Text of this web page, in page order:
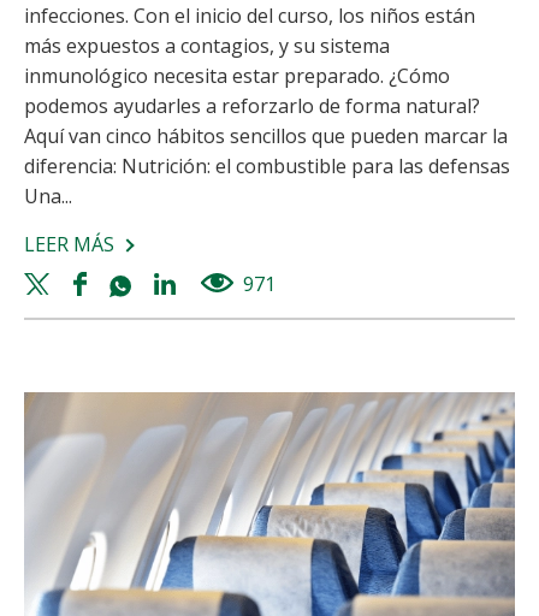
infecciones. Con el inicio del curso, los niños están
más expuestos a contagios, y su sistema
inmunológico necesita estar preparado. ¿Cómo
podemos ayudarles a reforzarlo de forma natural?
Aquí van cinco hábitos sencillos que pueden marcar la
diferencia: Nutrición: el combustible para las defensas
Una...
LEER MÁS SOBRE
VUELTA
AL
HÁBITOS
PARA
FORTALECER
SISTEMA
INMUNOLÓGICO
DE
LOS
Twitter
share
Facebook
share
Whatsapp
share
Linkedin
share
971